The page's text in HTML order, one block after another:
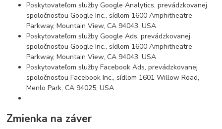
Poskytovateľom služby Google Analytics, prevádzkovanej
spoločnosťou Google Inc., sídlom 1600 Amphitheatre
Parkway, Mountain View, CA 94043, USA
Poskytovateľom služby Google Ads, prevádzkovanej
spoločnosťou Google Inc., sídlom 1600 Amphitheatre
Parkway, Mountain View, CA 94043, USA
Poskytovateľom služby Facebook Ads, prevádzkovanej
spoločnosťou Facebook Inc., sídlom 1601 Willow Road,
Menlo Park, CA 94025, USA
Zmienka na záver